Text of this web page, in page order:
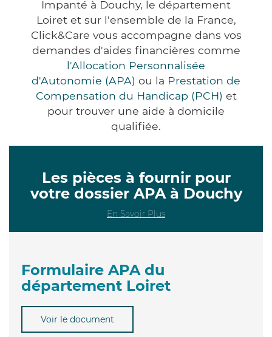
Impanté à Douchy, le département
Loiret et sur l'ensemble de la France,
Click&Care vous accompagne dans vos
demandes d'aides financières comme
l'Allocation Personnalisée
d'Autonomie (APA) ou la Prestation de
Compensation du Handicap (PCH) et
pour trouver une aide à domicile
qualifiée.
Les pièces à fournir pour
votre dossier APA à Douchy
En Savoir Plus
Formulaire APA du
département Loiret
Voir le document